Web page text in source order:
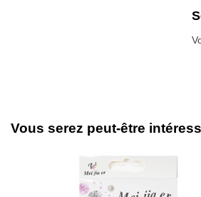
Vous serez peut-être